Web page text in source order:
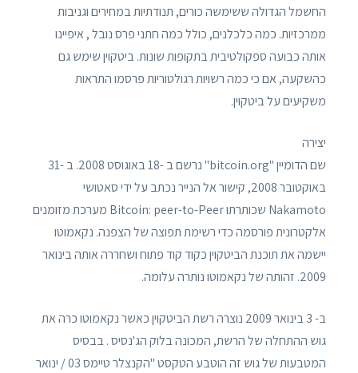
החשמל הגדולה ששימשה כורים, תנודתיות במחירים וגניבות
ממרכזיות. כמה כלכלנים, כולל כמה חתני פרס נובל , איפיינו
אותה כבועה ספקולטיבית בתקופות שונות. ביטקוין שימש גם
כהשקעה, אם כי כמה רשויות רגולטוריות פרסמו התראות
משקיעים על ביטקוין.
יצירה
שם הדומיין "bitcoin.org" נרשם ב -18 באוגוסט 2008. ב -31
באוקטובר 2008, קישור אל הנייר נכתב על ידי סאטושי
Nakamoto שכותרתו Bitcoin: peer-to-Peer מערכת מזומנים
אלקטרונית פורסמה כדי רשימת תפוצה של הצפנה. נקאמוטו
יישמה את תוכנת הביטקוין כקוד קוד פתוח ושחררה אותה בינואר
2009. זהותה של נקאמוטו נותרה עלומה.
ב- 3 בינואר 2009 נוצרה רשת הביטקוין כאשר נקאמוטו כרה את
גוש ההתחלה של הרשת, המכונה בלוק הג'נסיס . בבסיס
המטבעות של גוש זה הוטבע הטקסט "הקנצלר טיימס 03 / ינואר